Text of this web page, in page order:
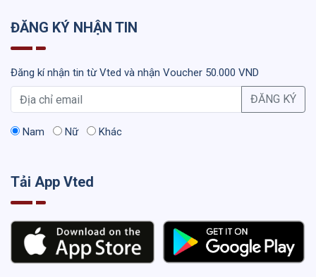
ĐĂNG KÝ NHẬN TIN
Đăng kí nhận tin từ Vted và nhận Voucher 50.000 VND
ĐĂNG KÝ
Nam Nữ Khác
Tải App Vted